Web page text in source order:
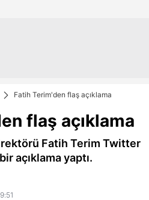
Fatih Terim'den flaş açıklama
flaş açıklama
Fatih Terim Twitter
açıklama yaptı.